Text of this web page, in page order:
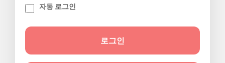
자동 로그인